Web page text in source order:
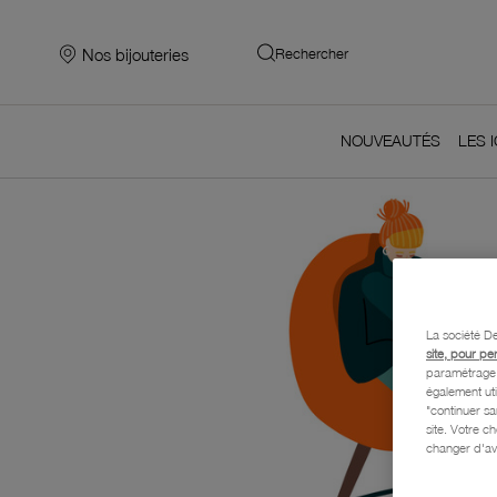
Nos bijouteries Rechercher
NOUVEAUTÉS LES
La société
site, pour
également
"continuer
site. Votre
changer